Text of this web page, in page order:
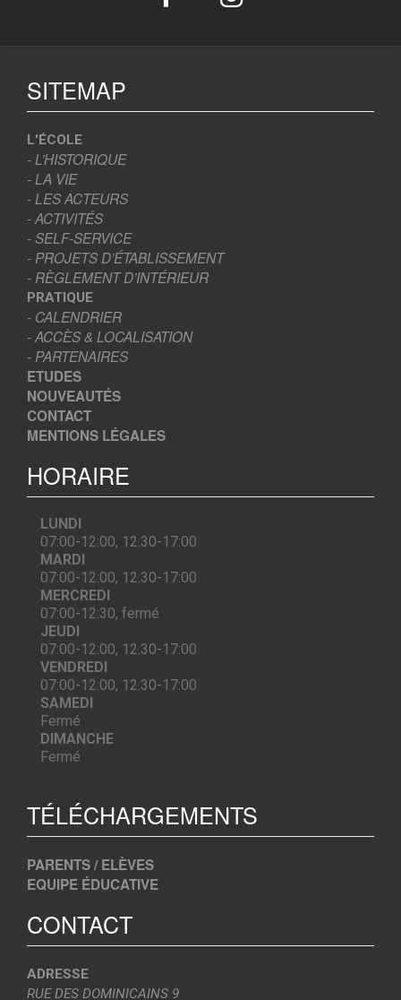
SITEMAP
L'ÉCOLE
- L’HISTORIQUE
- LA VIE
- LES ACTEURS
- ACTIVITÉS
- SELF-SERVICE
- PROJETS D’ÉTABLISSEMENT
- RÈGLEMENT D’INTÉRIEUR
PRATIQUE
- CALENDRIER
- ACCÈS & LOCALISATION
- PARTENAIRES
ETUDES
NOUVEAUTÉS
CONTACT
MENTIONS LÉGALES
HORAIRE
LUNDI
07:00-12:00, 12:30-17:00
MARDI
07:00-12:00, 12:30-17:00
MERCREDI
07:00-12:30, fermé
JEUDI
07:00-12:00, 12:30-17:00
VENDREDI
07:00-12:00, 12:30-17:00
SAMEDI
Fermé
DIMANCHE
Fermé
TÉLÉCHARGEMENTS
PARENTS / ELÈVES
EQUIPE ÉDUCATIVE
CONTACT
ADRESSE
RUE DES DOMINICAINS 9